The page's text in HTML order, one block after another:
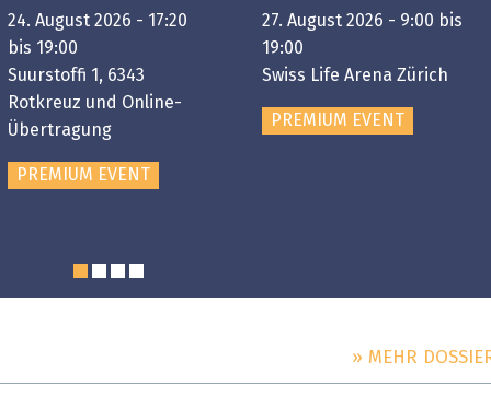
24. August 2026 - 17:20
bis 19:00
Suurstoffi 1, 6343
Rotkreuz und Online-
Übertragung
PREMIUM EVENT
27. August 2026 - 9:00 bis
19:00
Swiss Life Arena Zürich
PREMIUM EVENT
» MEHR